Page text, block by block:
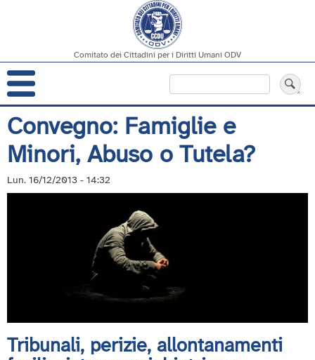
Salta
al
contenuto
principale
Comitato dei Cittadini per i Diritti Umani ODV
Navigazione
principale
Convegno: Famiglie e
Minori, Abuso o Tutela?
Lun. 16/12/2013 - 14:32
Tribunali, perizie, allontanamenti